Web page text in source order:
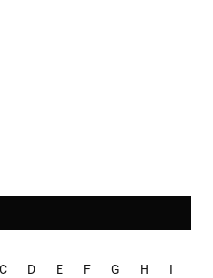
C D E F G H I